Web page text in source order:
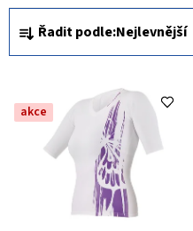
Ř
a
e
n
Řadit podle:Nejlevnější
akce